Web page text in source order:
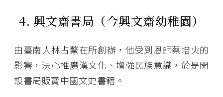
4. 興文齋書局（今興文齋幼稚園）
由臺南人林占鰲在所創辦，他受到恩師蔡培火的
影響，決心推廣漢文化、增強民族意識，於是開
設書局販賣中國文史書籍。